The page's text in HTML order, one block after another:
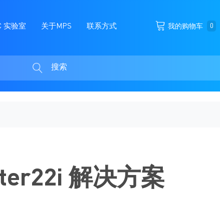
实验室 关于MPS 联系方式 我的购物车 0
跳
到
搜索
解决方案